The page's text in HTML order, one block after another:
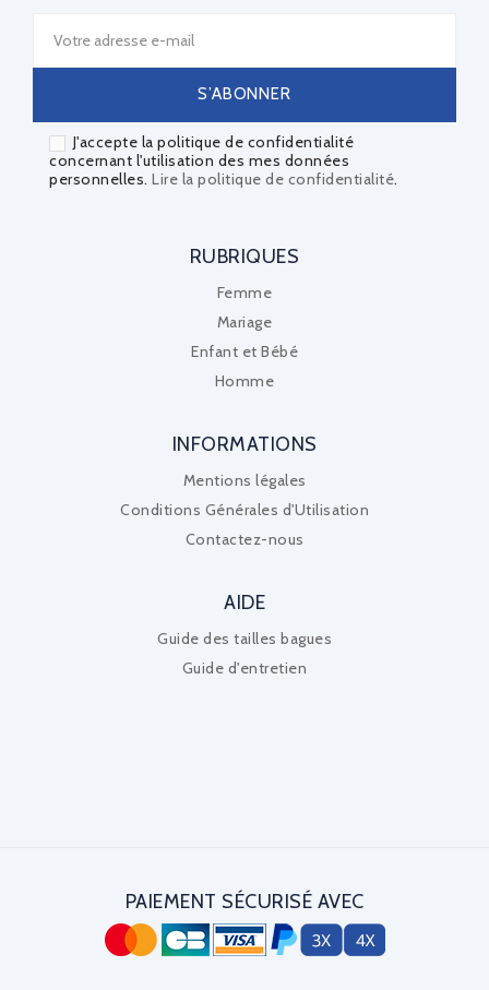
J'accepte la politique de confidentialité
concernant l'utilisation des mes données
personnelles. Lire la politique de confidentialité.
RUBRIQUES
Femme
Mariage
Enfant et Bébé
Homme
INFORMATIONS
Mentions légales
Conditions Générales d'Utilisation
Contactez-nous
AIDE
Guide des tailles bagues
Guide d'entretien
PAIEMENT SÉCURISÉ AVEC